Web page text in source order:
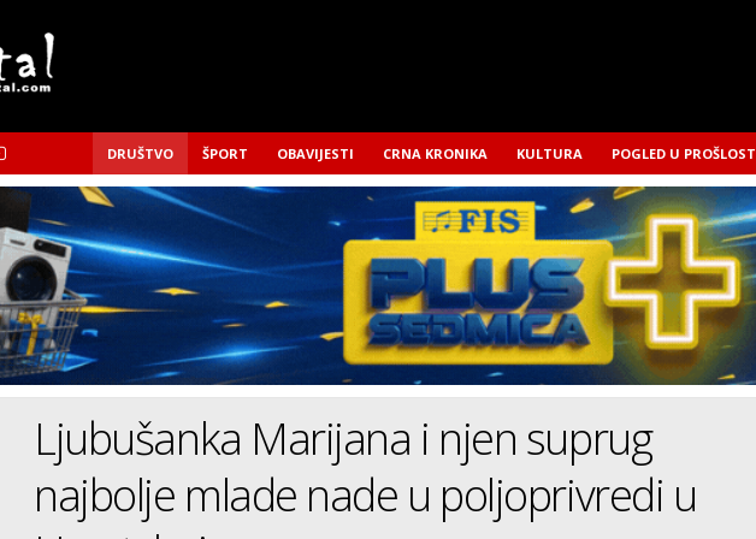
DRUŠTVO ŠPORT OBAVIJESTI CRNA KRONIKA KULTURA POGLED U PROŠLOST
Ljubušanka Marijana i njen suprug
najbolje mlade nade u poljoprivredi u